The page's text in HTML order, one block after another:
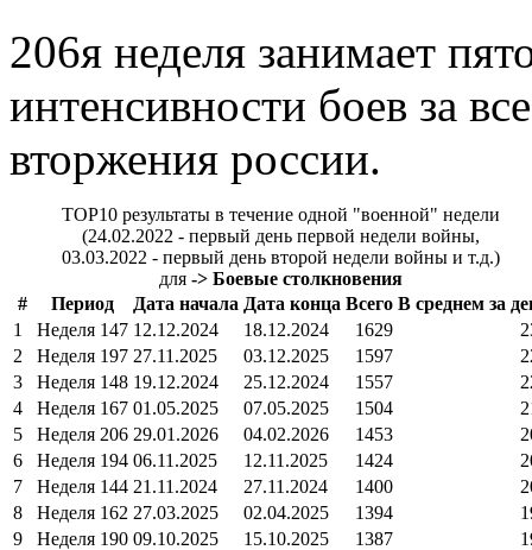
206я неделя занимает
интенсивности боев за
вторжения россии.
TOP10 результаты в течение одной "военной" недели
(24.02.2022 - первый день первой недели войны,
03.03.2022 - первый день второй недели войны и т.д.)
для -> Боевые столкновения
#
Период Дата начала Дата конца Всего В среднем за
1
Неделя 147 12.12.2024 18.12.2024 1629
2
Неделя 197 27.11.2025 03.12.2025 1597
3
Неделя 148 19.12.2024 25.12.2024 1557
4
Неделя 167 01.05.2025 07.05.2025 1504
5
Неделя 206 29.01.2026 04.02.2026 1453
6
Неделя 194 06.11.2025 12.11.2025 1424
7
Неделя 144 21.11.2024 27.11.2024 1400
8
Неделя 162 27.03.2025 02.04.2025 1394
9
Неделя 190 09.10.2025 15.10.2025 1387